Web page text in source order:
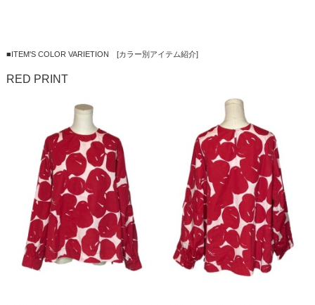
■ITEM'S COLOR VARIETION [カラー別アイテム紹介]
RED PRINT